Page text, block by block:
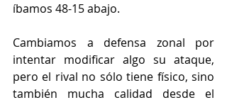
íbamos 48-15 abajo.
Cambiamos a defensa zonal por
intentar modificar algo su ataque,
pero el rival no sólo tiene físico, sino
también mucha calidad desde el